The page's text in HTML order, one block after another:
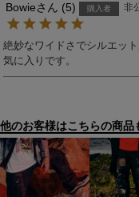
Bowie 5 購入者 非
絶妙なワイドさでシルエッ
気に入りです。
他のお客様はこちらの商品